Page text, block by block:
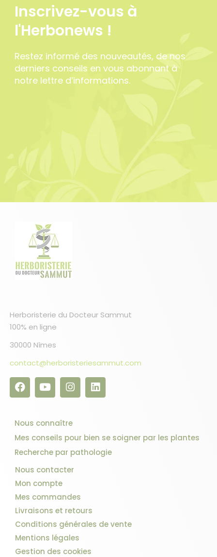
Inscrivez-vous à
l'Herbonews !
Restez informé des nouveautés, de nos
derniers conseils en vous abonnant à
notre lettre d’informations.
Herboristerie du Docteur Sammut
100% en ligne
30000 Nîmes
contact@herboristeriesammut.com
Nous connaître
Mes conseils pour bien se soigner par les plantes
Recherche par pathologie
Nous contacter
Mon compte
Mes commandes
Livraisons et retours
Conditions générales de vente
Mentions légales
Gestion des cookies